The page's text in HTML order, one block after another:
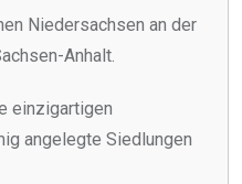
Niedersachsen an der
Anhalt.
einzigartigen
angelegte Siedlungen